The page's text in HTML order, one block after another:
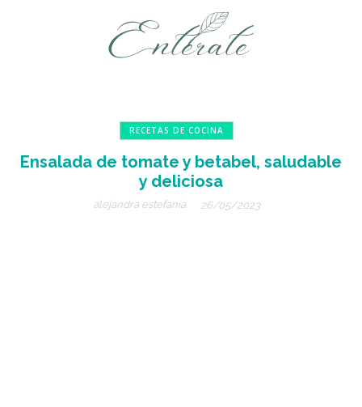
RECETAS DE COCINA
Ensalada de tomate y betabel, saludable
y deliciosa
alejandra estefanía 26/05/2023